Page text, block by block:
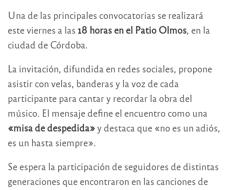
Una de las principales convocatorias se realizará
este viernes a las 18 horas en el Patio Olmos, en la
ciudad de Córdoba.
La invitación, difundida en redes sociales, propone
asistir con velas, banderas y la voz de cada
participante para cantar y recordar la obra del
músico. El mensaje define el encuentro como una
«misa de despedida»y destaca que «no es un adiós,
es un hasta siempre».
Se espera la participación de seguidores de distintas
generaciones que encontraron en las canciones de